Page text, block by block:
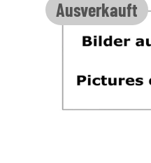
Ausverkauft